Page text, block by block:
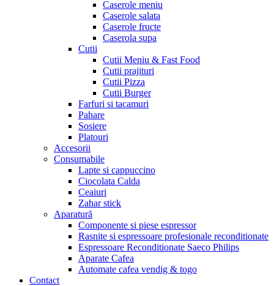
Caserole meniu
Caserole salata
Caserole fructe
Caserola supa
Cutii
Cutii Meniu & Fast Food
Cutii prajituri
Cutii Pizza
Cutii Burger
Farfuri si tacamuri
Pahare
Sosiere
Platouri
Accesorii
Consumabile
Lapte si cappuccino
Ciocolata Calda
Ceaiuri
Zahar stick
Aparatură
Componente si piese espressor
Rasnite si espressoare profesionale reconditionate
Espressoare Reconditionate Saeco Philips
Aparate Cafea
Automate cafea vendig & togo
Contact